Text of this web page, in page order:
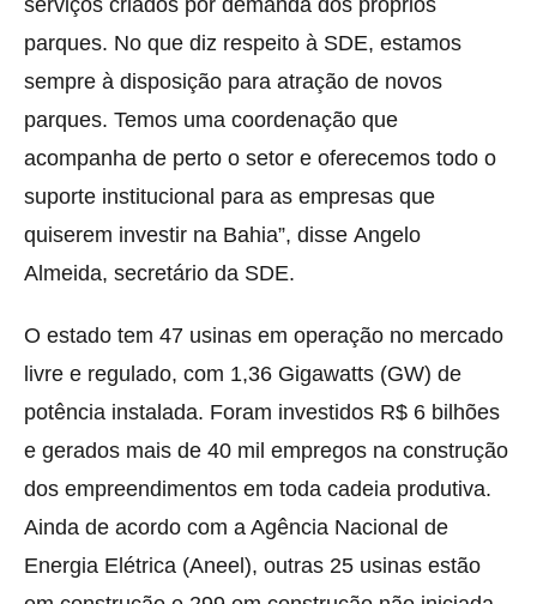
serviços criados por demanda dos próprios
parques. No que diz respeito à SDE, estamos
sempre à disposição para atração de novos
parques. Temos uma coordenação que
acompanha de perto o setor e oferecemos todo o
suporte institucional para as empresas que
quiserem investir na Bahia”, disse Angelo
Almeida, secretário da SDE.
O estado tem 47 usinas em operação no mercado
livre e regulado, com 1,36 Gigawatts (GW) de
potência instalada. Foram investidos R$ 6 bilhões
e gerados mais de 40 mil empregos na construção
dos empreendimentos em toda cadeia produtiva.
Ainda de acordo com a Agência Nacional de
Energia Elétrica (Aneel), outras 25 usinas estão